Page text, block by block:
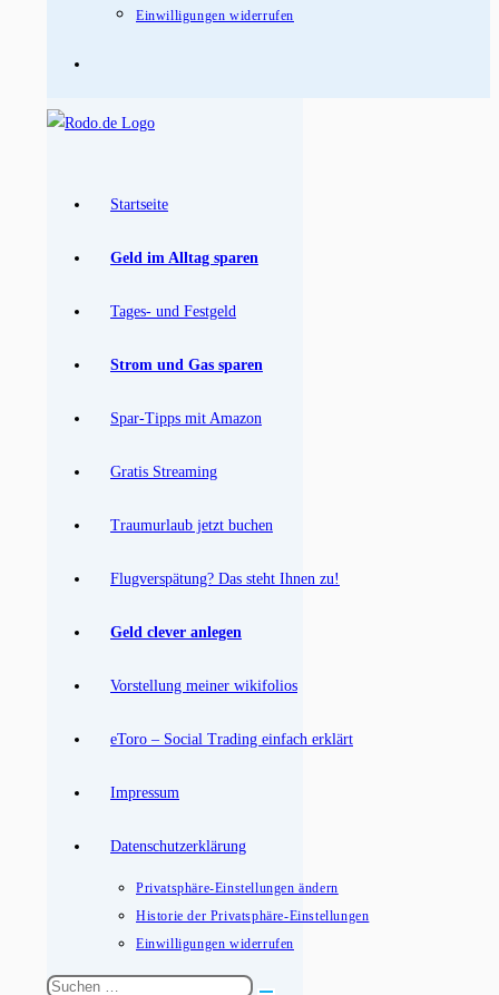
Einwilligungen widerrufen
Startseite
Geld im Alltag sparen
Tages- und Festgeld
Strom und Gas sparen
Spar-Tipps mit Amazon
Gratis Streaming
Traumurlaub jetzt buchen
Flugverspätung? Das steht Ihnen zu!
Geld clever anlegen
Vorstellung meiner wikifolios
eToro – Social Trading einfach erklärt
Impressum
Datenschutzerklärung
Privatsphäre-Einstellungen ändern
Historie der Privatsphäre-Einstellungen
Einwilligungen widerrufen
Diese